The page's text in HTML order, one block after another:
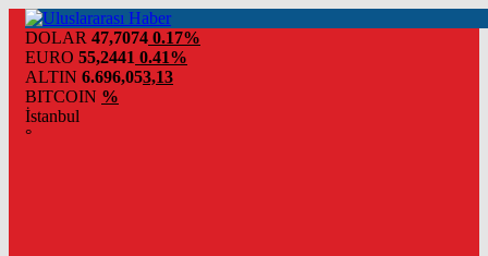
DOLAR 47,7074 0.17%
EURO 55,2441 0.41%
ALTIN 6.696,053,13
BITCOIN %
İstanbul
°